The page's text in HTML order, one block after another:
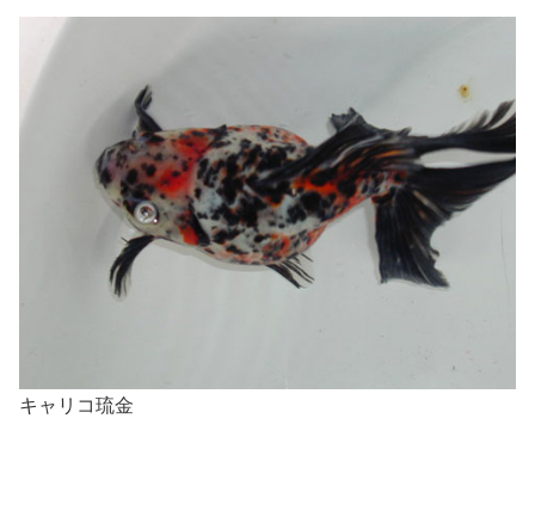
キャリコ琉金